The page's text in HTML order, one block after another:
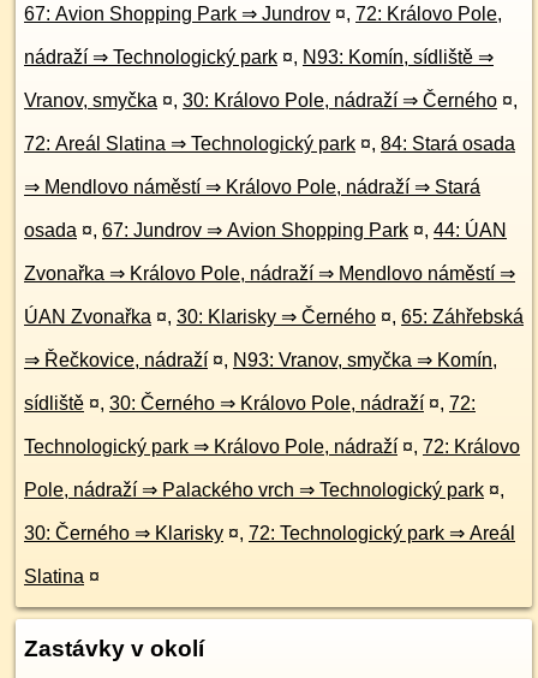
67: Avion Shopping Park ⇒ Jundrov ¤, 72: Královo Pole,
nádraží ⇒ Technologický park ¤, N93: Komín, sídliště ⇒
Vranov, smyčka ¤, 30: Královo Pole, nádraží ⇒ Černého ¤,
72: Areál Slatina ⇒ Technologický park ¤, 84: Stará osada
⇒ Mendlovo náměstí ⇒ Královo Pole, nádraží ⇒ Stará
osada ¤, 67: Jundrov ⇒ Avion Shopping Park ¤, 44: ÚAN
Zvonařka ⇒ Královo Pole, nádraží ⇒ Mendlovo náměstí ⇒
ÚAN Zvonařka ¤, 30: Klarisky ⇒ Černého ¤, 65: Záhřebská
⇒ Řečkovice, nádraží ¤, N93: Vranov, smyčka ⇒ Komín,
sídliště ¤, 30: Černého ⇒ Královo Pole, nádraží ¤, 72:
Technologický park ⇒ Královo Pole, nádraží ¤, 72: Královo
Pole, nádraží ⇒ Palackého vrch ⇒ Technologický park ¤,
30: Černého ⇒ Klarisky ¤, 72: Technologický park ⇒ Areál
Slatina ¤
Zastávky v okolí